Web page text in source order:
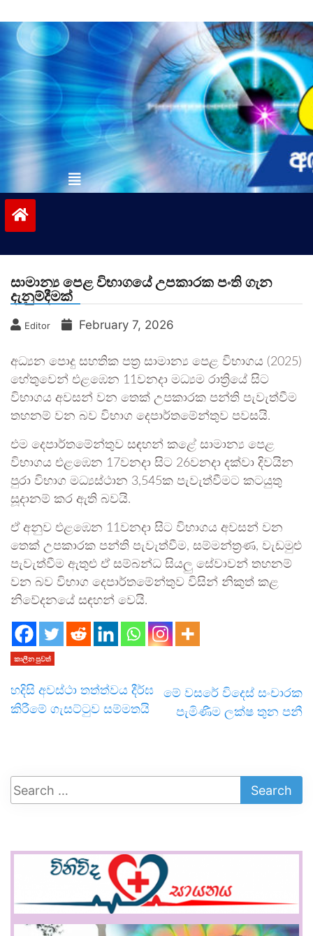
to
contentvinivida.lk
සාමාන්‍ය පෙළ විභාගයේ උපකාරක පංති ගැන
දැනුම්දීමක්
Editor February 7, 2026
අධ්‍යන පොදු සහතික පත්‍ර සාමාන්‍ය පෙළ විභාගය (2025)
හේතුවෙන් එළඹෙන 11වනදා මධ්‍යම රාත්‍රියේ සිට
විභාගය අවසන් වන තෙක් උපකාරක පන්ති පැවැත්වීම
තහනම් වන බව විභාග දෙපාර්තමේන්තුව පවසයි.
එම දෙපාර්තමේන්තුව සඳහන් කළේ සාමාන්‍ය පෙළ
විභාගය එළඹෙන 17වනදා සිට 26වනදා දක්වා දිවයින
පුරා විභාග මධ්‍යස්ථාන 3,545ක පැවැත්වීමට කටයුතු
සූදානම් කර ඇති බවයි.
ඒ අනුව එළඹෙන 11වනදා සිට විභාගය අවසන් වන
තෙක් උපකාරක පන්ති පැවැත්වීම, සම්මන්ත්‍රණ, වැඩමුළු
පැවැත්වීම ඇතුළු ඒ සම්බන්ධ සියලු සේවාවන් තහනම්
වන බව විභාග දෙපාර්තමේන්තුව විසින් නිකුත් කළ
නිවේදනයේ සඳහන් වෙයි.
කාලීන පුවත්
හදිසි අවස්ථා තත්ත්වය දීර්ඝ
කිරීමේ ගැසට්ටුව සම්මතයි
මේ වසරේ විදෙස් සංචාරක
පැමිණීම ලක්ෂ තුන පනී